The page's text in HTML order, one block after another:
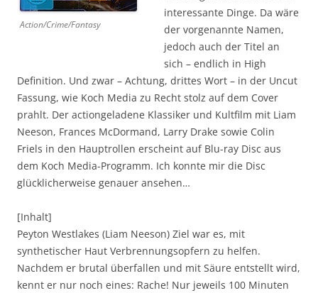
Action/Crime/Fantasy
interessante Dinge. Da wäre
der vorgenannte Namen,
jedoch auch der Titel an
sich – endlich in High
Definition. Und zwar – Achtung, drittes Wort – in der Uncut
Fassung, wie Koch Media zu Recht stolz auf dem Cover
prahlt. Der actiongeladene Klassiker und Kultfilm mit Liam
Neeson, Frances McDormand, Larry Drake sowie Colin
Friels in den Hauptrollen erscheint auf Blu-ray Disc aus
dem Koch Media-Programm. Ich konnte mir die Disc
glücklicherweise genauer ansehen…
[Inhalt]
Peyton Westlakes (Liam Neeson) Ziel war es, mit
synthetischer Haut Verbrennungsopfern zu helfen.
Nachdem er brutal überfallen und mit Säure entstellt wird,
kennt er nur noch eines: Rache! Nur jeweils 100 Minuten